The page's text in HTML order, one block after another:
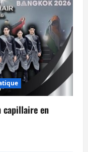
capillaire en